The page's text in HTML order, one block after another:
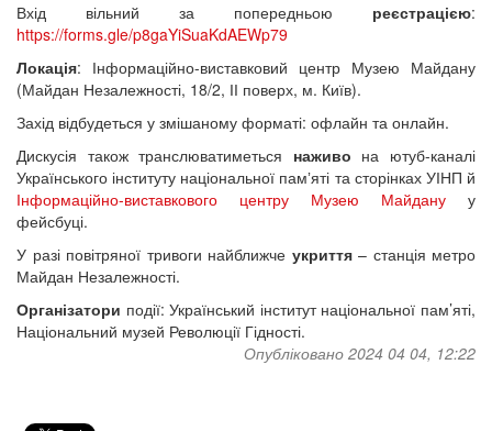
Вхід вільний за попередньою реєстрацією:
https://forms.gle/p8gaYiSuaKdAEWp79
Локація: Інформаційно-виставковий центр Музею Майдану
(Майдан Незалежності, 18/2, ІІ поверх, м. Київ).
Захід відбудеться у змішаному форматі: офлайн та онлайн.
Дискусія також транслюватиметься наживо на ютуб-каналі
Українського інституту національної памʼяті та сторінках УІНП й
Інформаційно-виставкового центру Музею Майдану у
фейсбуці.
У разі повітряної тривоги найближче укриття– станція метро
Майдан Незалежності.
Організатори події: Український інститут національної пам’яті,
Національний музей Революції Гідності.
Опубліковано 2024 04 04, 12:22